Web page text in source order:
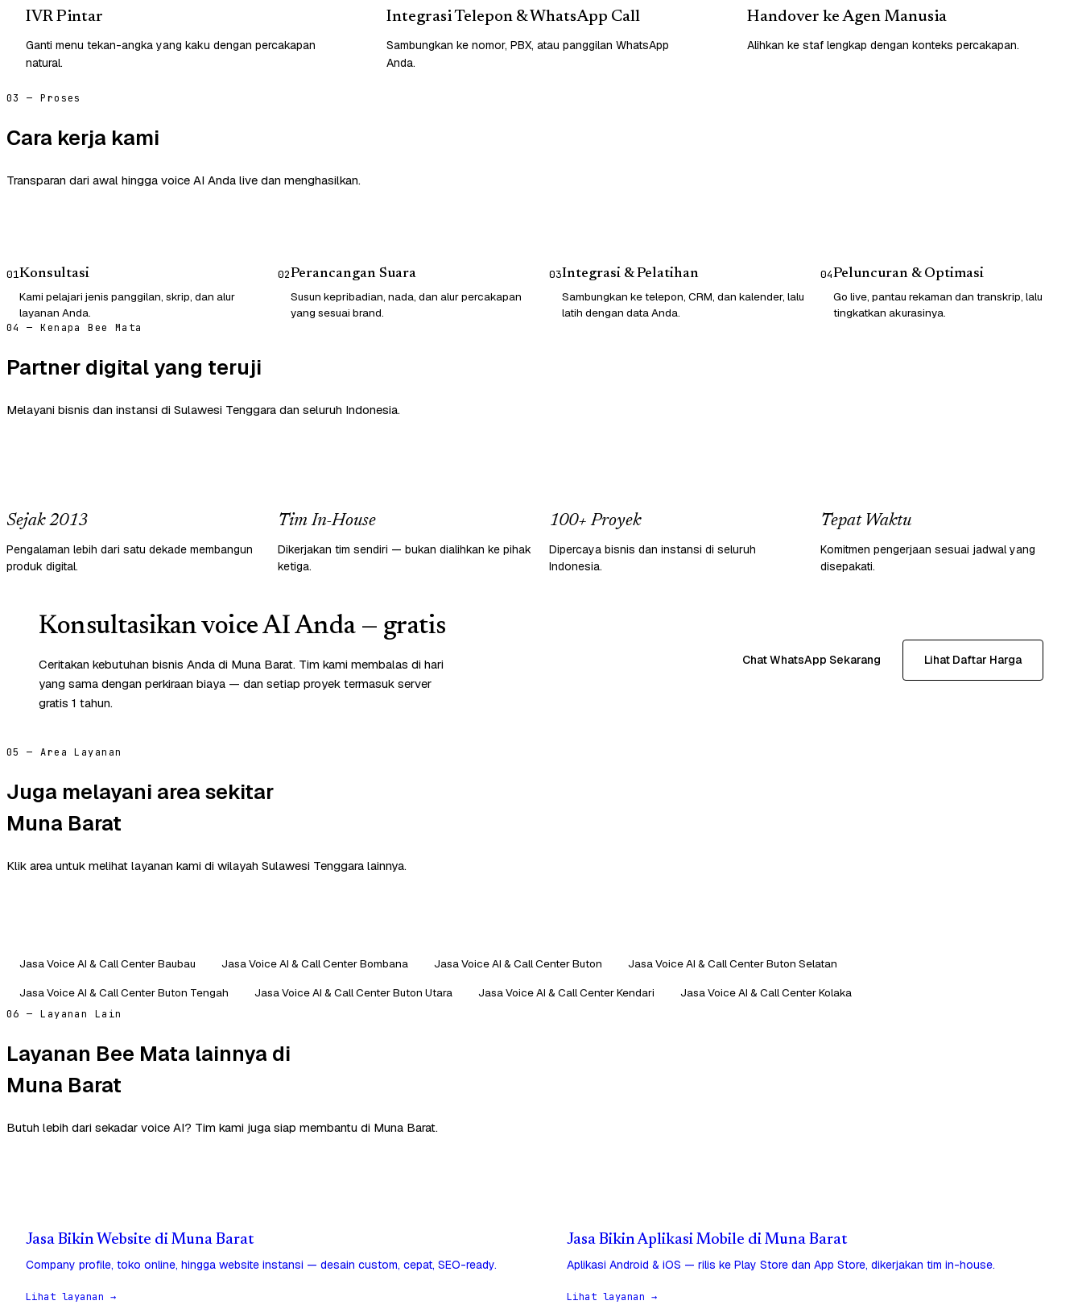
IVR Pintar
Ganti menu tekan-angka yang kaku dengan percakapan
natural.
Integrasi Telepon & WhatsApp Call
Sambungkan ke nomor, PBX, atau panggilan WhatsApp
Anda.
Handover ke Agen Manusia
Alihkan ke staf lengkap dengan konteks percakapan.
03 — Proses
Cara kerja kami
Transparan dari awal hingga voice AI Anda live dan menghasilkan.
01Konsultasi
Kami pelajari jenis panggilan, skrip, dan alur
layanan Anda.
02Perancangan Suara
Susun kepribadian, nada, dan alur percakapan
yang sesuai brand.
03Integrasi & Pelatihan
Sambungkan ke telepon, CRM, dan kalender, lalu
latih dengan data Anda.
04Peluncuran & Optimasi
Go live, pantau rekaman dan transkrip, lalu
tingkatkan akurasinya.
04 — Kenapa Bee Mata
Partner digital yang teruji
Melayani bisnis dan instansi di Sulawesi Tenggara dan seluruh Indonesia.
Sejak 2013
Pengalaman lebih dari satu dekade membangun
produk digital.
Tim In-House
Dikerjakan tim sendiri — bukan dialihkan ke pihak
ketiga.
100+ Proyek
Dipercaya bisnis dan instansi di seluruh
Indonesia.
Tepat Waktu
Komitmen pengerjaan sesuai jadwal yang
disepakati.
Konsultasikan voice AI Anda — gratis
Ceritakan kebutuhan bisnis Anda di Muna Barat. Tim kami membalas di hari
yang sama dengan perkiraan biaya — dan setiap proyek termasuk server
gratis 1 tahun.
Chat WhatsApp Sekarang Lihat Daftar Harga
05 — Area Layanan
Juga melayani area sekitar
Muna Barat
Klik area untuk melihat layanan kami di wilayah Sulawesi Tenggara lainnya.
Jasa Voice AI & Call Center Baubau Jasa Voice AI & Call Center Bombana Jasa Voice AI & Call Center Buton
Jasa Voice AI & Call Center Buton Selatan
Jasa Voice AI & Call Center Buton Tengah
Jasa Voice AI & Call Center Buton Utara Jasa Voice AI & Call Center Kendari Jasa Voice AI & Call Center Kolaka
06 — Layanan Lain
Layanan Bee Mata lainnya di
Muna Barat
Butuh lebih dari sekadar voice AI? Tim kami juga siap membantu di Muna Barat.
Jasa Bikin Website di Muna Barat
Company profile, toko online, hingga website instansi — desain custom, cepat, SEO-ready.
Lihat layanan →
Jasa Bikin Aplikasi Mobile di Muna Barat
Aplikasi Android & iOS — rilis ke Play Store dan App Store, dikerjakan tim in-house.
Lihat layanan →